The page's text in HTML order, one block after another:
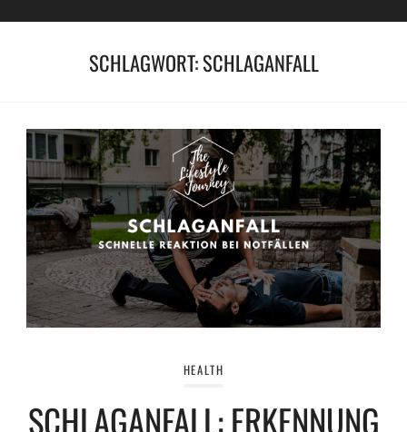
SCHLAGWORT:SCHLAGANFALL
HEALTH
SCHLAGANFALL: ERKENNUNG